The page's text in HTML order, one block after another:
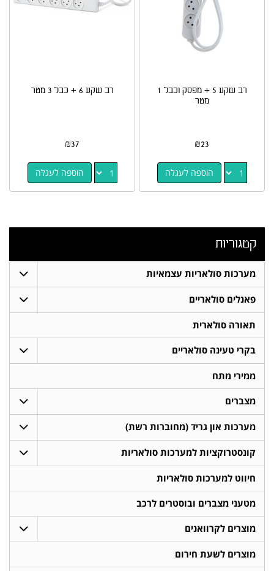
רב שקע 5 + מפסק וכבל 1
מטר
₪23
הוספה לעגלה
רב שקע 6 + כבל 3 מטר
₪37
הוספה לעגלה
קטגוריות
מערכות סולאריות עצמאיות
פאנלים סולאריים
תאורה סולארית
בקרי טעינה סולאריים
ממירי מתח
מצברים
מערכות און גריד (מחוברות רשת)
קונסטרוקציות למערכות סולאריות
חיווט למערכות סולאריות
מטעני מצברים ובוסטרים לרכב
מוצרים לקרוואנים
מוצרים לשעת חירום